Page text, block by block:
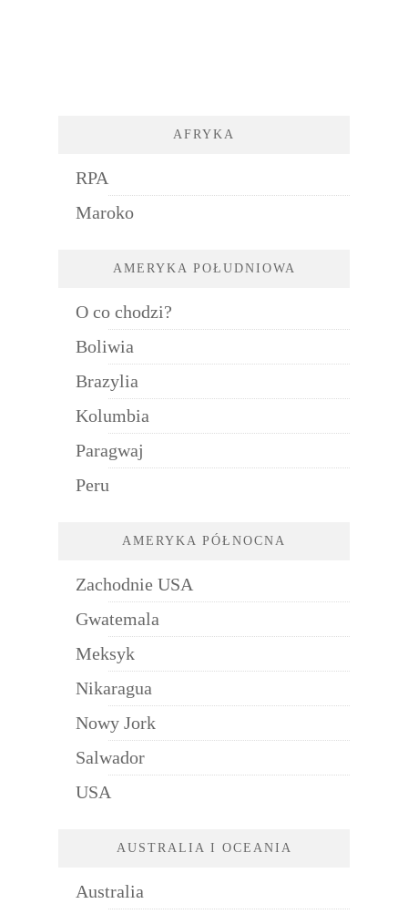
AFRYKA
RPA
Maroko
AMERYKA POŁUDNIOWA
O co chodzi?
Boliwia
Brazylia
Kolumbia
Paragwaj
Peru
AMERYKA PÓŁNOCNA
Zachodnie USA
Gwatemala
Meksyk
Nikaragua
Nowy Jork
Salwador
USA
AUSTRALIA I OCEANIA
Australia